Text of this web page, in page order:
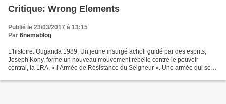
Critique: Wrong Elements
Publié le 23/03/2017 à 13:15
Par 6nemablog
L'histoire: Ouganda 1989. Un jeune insurgé acholi guidé par des esprits,
Joseph Kony, forme un nouveau mouvement rebelle contre le pouvoir
central, la LRA, « l’Armée de Résistance du Seigneur ». Une armée qui se